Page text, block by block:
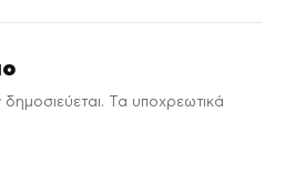
Τα υποχρεωτικά